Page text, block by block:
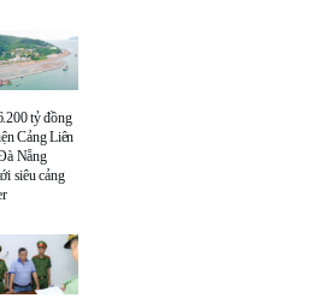
tỷ đồng
Cảng Liên
Nẵng
siêu cảng